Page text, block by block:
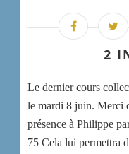
2
Le dernier cours
le mardi 8 juin. Merci
présence à Philippe
75 Cela lui permettra